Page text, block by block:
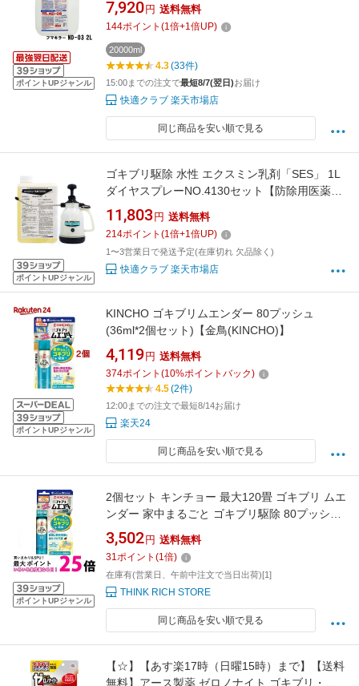
ポイントUPジャンル
7,920 円 送料無料
144ポイント (1倍+1倍UP)
20000ml
4.3(33件)
15:00までの注文で最短8/7(翌日)お届け
快適クラブ 楽天市場店
同じ商品を安い順で見る
ポイントUPジャンル
ゴキブリ駆除 水性 エクスミン乳剤「SES」 1L
ダイヤスプレーNO.4130セット【防除用医薬部
外品】【送料無料】
11,803 円 送料無料
214ポイント (1倍+1倍UP)
1〜3営業日で発送予定(在庫切れ 欠品除く)
快適クラブ 楽天市場店
ポイントUPジャンル
KINCHO ゴキブリムエンダー 80プッシュ
(36ml*2個セット)【金鳥(KINCHO)】
4,119 円 送料無料
374ポイント (10%ポイントバック)
4.5(2件)
12:00までの注文で最短8/14お届け
楽天24
同じ商品を安い順で見る
ポイントUPジャンル
2個セット キンチョー 最大120畳 ゴキブリ ムエ
ンダー 家中まるごと ゴキブリ駆除 80プッシュ
送料無料 【SK21338】
3,502 円 送料無料
31ポイント (1倍)
在庫有(営業日、午前中注文で当日出荷)[1]
THINK RICH STORE
同じ商品を安い順で見る
【☆】【あす楽17時（日曜15時）まで】【送料
無料】アース製薬 ゼロノナイト ゴキブリ・ト